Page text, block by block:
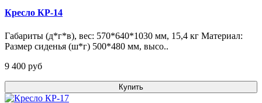
Кресло КР-14
Габариты (д*г*в), вес: 570*640*1030 мм, 15,4 кг Материал:
Размер сиденья (ш*г) 500*480 мм, высо..
9 400 pуб
Купить